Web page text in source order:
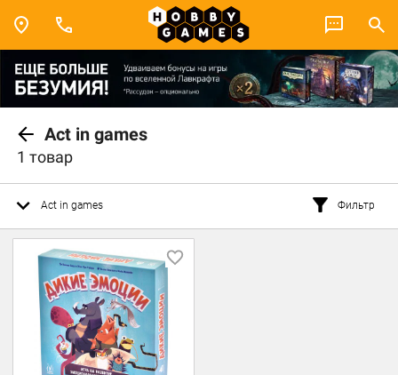
Act in games
1 товар
Act in games Фильтр